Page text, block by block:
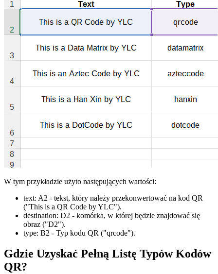
W tym przykładzie użyto następujących wartości:
text: A2 - tekst, który należy przekonwertować na kod QR
("This is a QR Code by YLC").
destination: D2 - komórka, w której będzie znajdować się
obraz ("D2").
type: B2 - Typ kodu QR ("qrcode").
Gdzie Uzyskać Pełną Listę Typów Kodów
QR?